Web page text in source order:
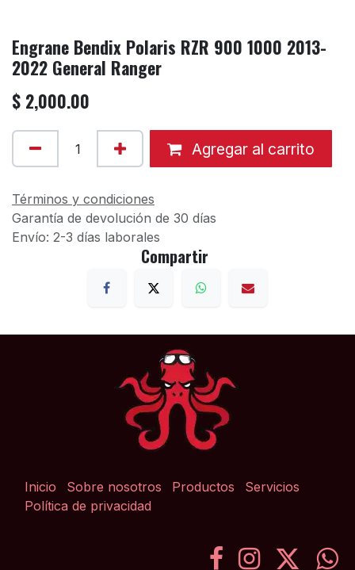
Engrane Bendix Polaris RZR 900 1000 2013-
2022 General Ranger
$ 2,000.00
Agregar al carrito
Términos y condiciones
Garantía de devolución de 30 días
Envío: 2-3 días laborales
Compartir
Inicio Sobre nosotros Productos
Servicios
Política de privacidad